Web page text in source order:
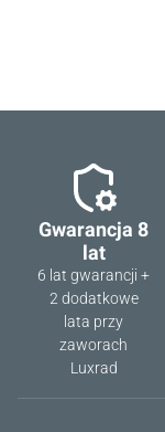
Gwarancja 8
lat
6 lat gwarancji +
2 dodatkowe
lata przy
zaworach
Luxrad